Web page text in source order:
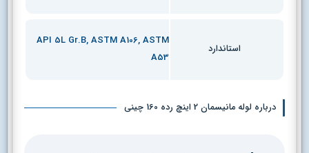
استاندارد
API 5L Gr.B, ASTM A106, ASTM
درباره لوله مانیسمان 2 اینچ رده 160 چینی